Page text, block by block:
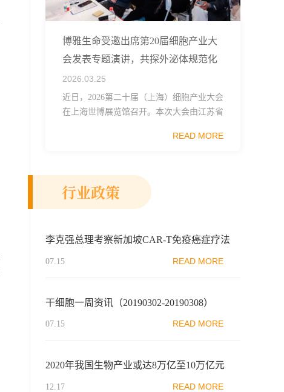
博雅生命受邀出席第20届细胞产业大
会发表专题演讲，共探外泌体规范化
发展
2026.03.25
近日，2026第二十届（上海）细胞产业大会
在上海世博展览馆召开。本次大会由江苏省
促进会细胞医药分会、武汉东湖国家自主创
READ MORE
行业政策
李克强总理考察新加坡CAR-T免疫癌症疗法
07.15 READ MORE
干细胞一周资讯（20190302-20190308）
07.15 READ MORE
2020年我国生物产业或达8万亿至10万亿元
12.17 READ MORE